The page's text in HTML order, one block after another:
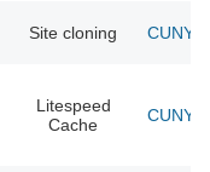
Site cloning CUNY
Litespeed
Cache
CUNY